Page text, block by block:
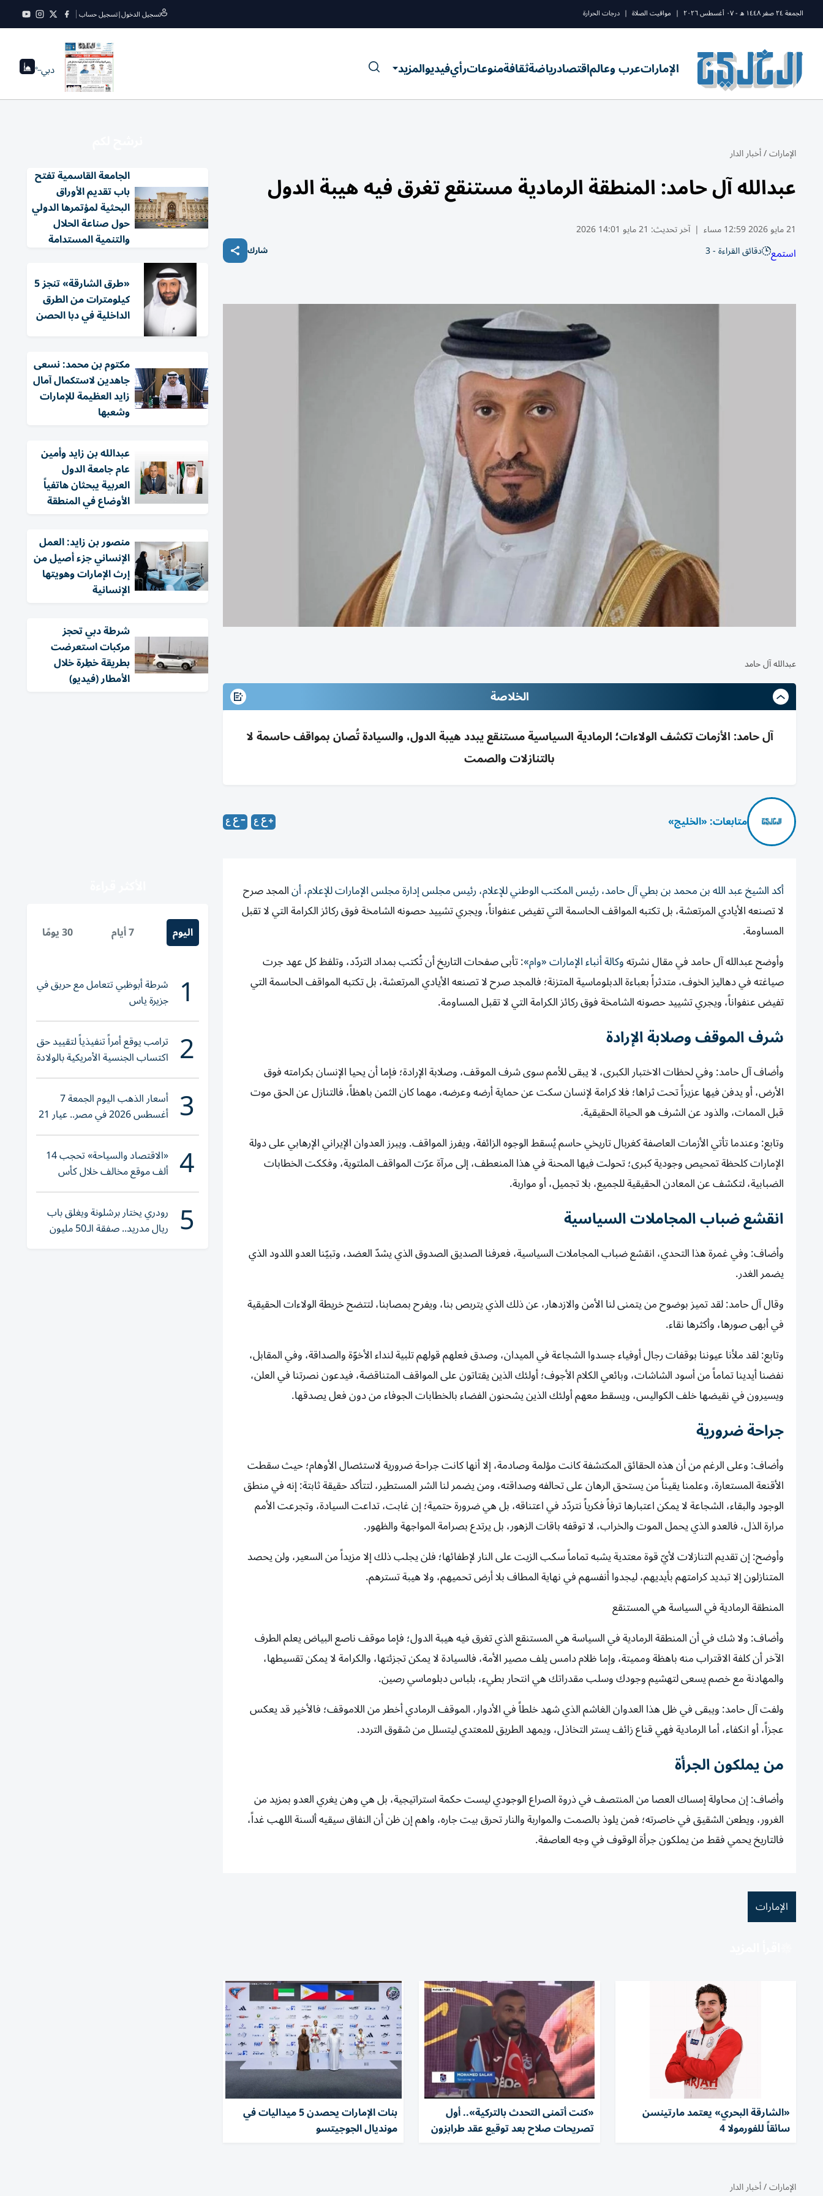
الجمعة ٢٤ صفر ١٤٤٨ ه - ٠٧ أغسطس ٢٠٢٦ | مواقيت الصلاة | درجات الحرارة تسجيل الدخول|تسجيل حساب
الإماراتعرب وعالماقتصادرياضةثقافةمنوعاترأيفيديوالمزيد دبي--°
الإمارات/أخبار الدار
عبدالله آل حامد: المنطقة الرمادية مستنقع تغرق فيه هيبة الدول
21 مايو 2026 12:59 مساء | آخر تحديث: 21 مايو 14:01 2026
استمع دقائق القراءة - 3 شارك
عبدالله آل حامد
الخلاصة
آل حامد: الأزمات تكشف الولاءات؛ الرمادية السياسية مستنقع يبدد هيبة الدول، والسيادة تُصان بمواقف حاسمة لا
بالتنازلات والصمت
متابعات: «الخليج»
أكد الشيخ عبد الله بن محمد بن بطي آل حامد، رئيس المكتب الوطني للإعلام، رئيس مجلس إدارة مجلس الإمارات للإعلام، أنالمجد صرح
لا تصنعه الأيادي المرتعشة، بل تكتبه المواقف الحاسمة التي تفيض عنفواناً، ويجري تشييد حصونه الشامخة فوق ركائز الكرامة التي لا تقبل
المساومة.
وأوضح عبدالله آل حامد في مقال نشرتهوكالة أنباء الإمارات «وام»: تأبى صفحات التاريخ أن تُكتب بمداد التردّد، وتلفظ كل عهد جرت
صياغته في دهاليز الخوف، متدثراً بعباءة الدبلوماسية المتزنة؛ فالمجد صرح لا تصنعه الأيادي المرتعشة، بل تكتبه المواقف الحاسمة التي
تفيض عنفواناً، ويجري تشييد حصونه الشامخة فوق ركائز الكرامة التي لا تقبل المساومة.
شرف الموقف وصلابة الإرادة
وأضاف آل حامد: وفي لحظات الاختبار الكبرى، لا يبقى للأمم سوى شرف الموقف، وصلابة الإرادة؛ فإما أن يحيا الإنسان بكرامته فوق
الأرض، أو يدفن فيها عزيزاً تحت ثراها؛ فلا كرامة لإنسان سكت عن حماية أرضه وعرضه، مهما كان الثمن باهظاً، فالتنازل عن الحق موت
قبل الممات، والذود عن الشرف هو الحياة الحقيقية.
وتابع: وعندما تأتي الأزمات العاصفة كغربال تاريخي حاسم يُسقط الوجوه الزائفة، ويفرز المواقف. ويبرز العدوان الإيراني الإرهابي على دولة
الإمارات كلحظة تمحيص وجودية كبرى؛ تحولت فيها المحنة في هذا المنعطف، إلى مرآة عرّت المواقف الملتوية، وفككت الخطابات
الضبابية، لتكشف عن المعادن الحقيقية للجميع، بلا تجميل، أو مواربة.
انقشع ضباب المجاملات السياسية
وأضاف: وفي غمرة هذا التحدي، انقشع ضباب المجاملات السياسية، فعرفنا الصديق الصدوق الذي يشدّ العضد، وتبيّنا العدو اللدود الذي
يضمر الغدر.
وقال آل حامد: لقد تميز بوضوح من يتمنى لنا الأمن والازدهار، عن ذلك الذي يتربص بنا، ويفرح بمصابنا، لتتضح خريطة الولاءات الحقيقية
في أبهى صورها، وأكثرها نقاء.
وتابع: لقد ملأنا عيوننا بوقفات رجال أوفياء جسدوا الشجاعة في الميدان، وصدق فعلهم قولهم تلبية لنداء الأخوّة والصداقة، وفي المقابل،
نفضنا أيدينا تماماً من أسود الشاشات، وبائعي الكلام الأجوف؛ أولئك الذين يقتاتون على المواقف المتناقضة، فيدعون نصرتنا في العلن،
ويسيرون في نقيضها خلف الكواليس، ويسقط معهم أولئك الذين يشحنون الفضاء بالخطابات الجوفاء من دون فعل يصدقها.
جراحة ضرورية
وأضاف: وعلى الرغم من أن هذه الحقائق المكتشفة كانت مؤلمة وصادمة، إلا أنها كانت جراحة ضرورية لاستئصال الأوهام؛ حيث سقطت
الأقنعة المستعارة، وعلمنا يقيناً من يستحق الرهان على تحالفه وصداقته، ومن يضمر لنا الشر المستطير، لتتأكد حقيقة ثابتة: إنه في منطق
الوجود والبقاء، الشجاعة لا يمكن اعتبارها ترفاً فكرياً نتردّد في اعتناقه، بل هي ضرورة حتمية؛ إن غابت، تداعت السيادة، وتجرعت الأمم
مرارة الذل، فالعدو الذي يحمل الموت والخراب، لا توقفه باقات الزهور، بل يرتدع بصرامة المواجهة والظهور.
وأوضح: إن تقديم التنازلات لأيّ قوة معتدية يشبه تماماً سكب الزيت على النار لإطفائها؛ فلن يجلب ذلك إلا مزيداً من السعير، ولن يحصد
المتنازلون إلا تبديد كرامتهم بأيديهم، ليجدوا أنفسهم في نهاية المطاف بلا أرض تحميهم، ولا هيبة تسترهم.
المنطقة الرمادية في السياسة هي المستنقع
وأضاف: ولا شك في أن المنطقة الرمادية في السياسة هي المستنقع الذي تغرق فيه هيبة الدول؛ فإما موقف ناصع البياض يعلم الطرف
الآخر أن كلفة الاقتراب منه باهظة ومميتة، وإما ظلام دامس يلف مصير الأمة، فالسيادة لا يمكن تجزئتها، والكرامة لا يمكن تقسيطها،
والمهادنة مع خصم يسعى لتهشيم وجودك وسلب مقدراتك هي انتحار بطيء، بلباس دبلوماسي رصين.
ولفت آل حامد: ويبقى في ظل هذا العدوان الغاشم الذي شهد خلطاً في الأدوار، الموقف الرمادي أخطر من اللاموقف؛ فالأخير قد يعكس
عجزاً، أو انكفاء، أما الرمادية فهي قناع زائف يستر التخاذل، ويمهد الطريق للمعتدي ليتسلل من شقوق التردد.
من يملكون الجرأة
وأضاف: إن محاولة إمساك العصا من المنتصف في ذروة الصراع الوجودي ليست حكمة استراتيجية، بل هي وهن يغري العدو بمزيد من
الغرور، ويطعن الشقيق في خاصرته؛ فمن يلوذ بالصمت والمواربة والنار تحرق بيت جاره، واهم إن ظن أن النفاق سيقيه ألسنة اللهب غداً،
فالتاريخ يحمي فقط من يملكون جرأة الوقوف في وجه العاصفة.
الإمارات
«الشارقة البحري» يعتمد مارتينسن
سائقاً للفورمولا 4
«كنت أتمنى التحدث بالتركية».. أول
تصريحات صلاح بعد توقيع عقد طرابزون
بنات الإمارات يحصدن 5 ميداليات في
مونديال الجوجيتسو
الإمارات/أخبار الدار
الجامعة القاسمية تفتح
باب تقديم الأوراق
البحثية لمؤتمرها الدولي
حول صناعة الحلال
والتنمية المستدامة
«طرق الشارقة» تنجز 5
كيلومترات من الطرق
الداخلية في دبا الحصن
مكتوم بن محمد: نسعى
جاهدين لاستكمال آمال
زايد العظيمة للإمارات
وشعبها
عبدالله بن زايد وأمين
عام جامعة الدول
العربية يبحثان هاتفياً
الأوضاع في المنطقة
منصور بن زايد: العمل
الإنساني جزء أصيل من
إرث الإمارات وهويتها
الإنسانية
شرطة دبي تحجز
مركبات استعرضت
بطريقة خطِرة خلال
الأمطار (فيديو)
اليوم 7 أيام 30 يومًا
1 شرطة أبوظبي تتعامل مع حريق في
جزيرة ياس
2 ترامب يوقع أمراً تنفيذياً لتقييد حق
اكتساب الجنسية الأمريكية بالولادة
3 أسعار الذهب اليوم الجمعة 7
أغسطس 2026 في مصر.. عيار 21
يقترب من هذا الرقم
4 «الاقتصاد والسياحة» تحجب 14
ألف موقع مخالف خلال كأس
العالم 2026
5 رودري يختار برشلونة ويغلق باب
ريال مدريد.. صفقة الـ50 مليون